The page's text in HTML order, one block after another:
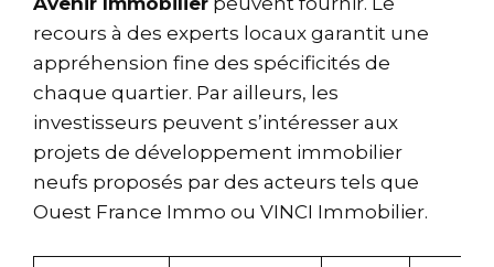
recours à des experts locaux garantit une
appréhension fine des spécificités de
chaque quartier. Par ailleurs, les
investisseurs peuvent s’intéresser aux
projets de développement immobilier
neufs proposés par des acteurs tels que
Ouest France Immo ou VINCI Immobilier.